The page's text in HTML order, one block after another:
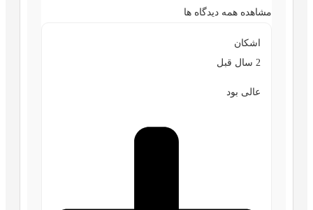
مشاهده همه دیدگاه ها
اشکان
2 سال قبل
عالی بود